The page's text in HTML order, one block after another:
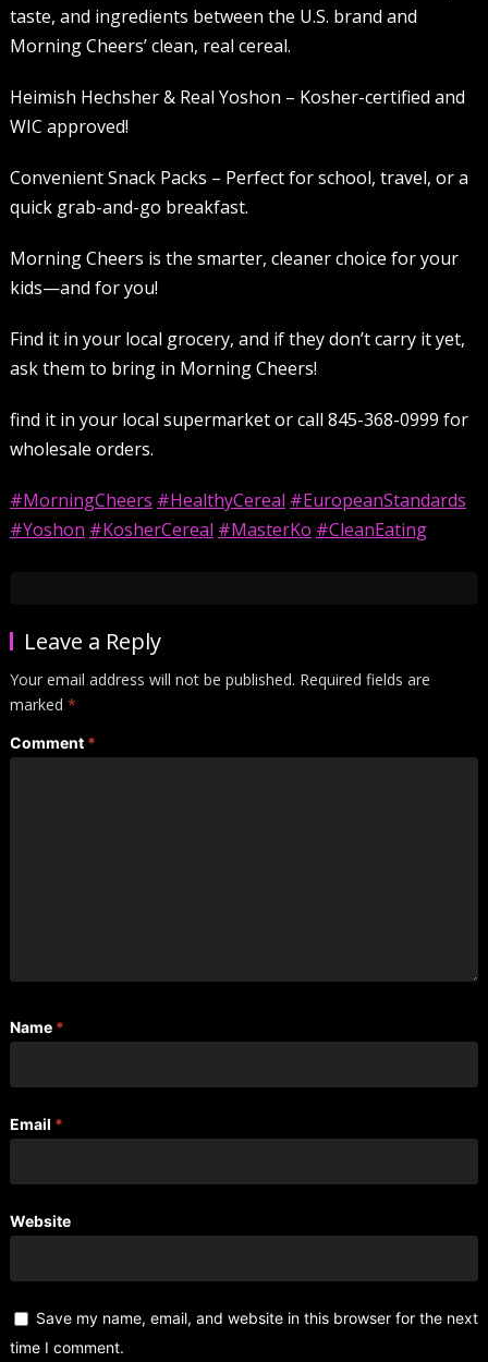
taste, and ingredients between the U.S. brand and
Morning Cheers’ clean, real cereal.
Heimish Hechsher & Real Yoshon – Kosher-certified and
WIC approved!
Convenient Snack Packs – Perfect for school, travel, or a
quick grab-and-go breakfast.
Morning Cheers is the smarter, cleaner choice for your
kids—and for you!
Find it in your local grocery, and if they don’t carry it yet,
ask them to bring in Morning Cheers!
find it in your local supermarket or call 845-368-0999 for
wholesale orders.
#MorningCheers #HealthyCereal #EuropeanStandards
#Yoshon #KosherCereal #MasterKo #CleanEating
Leave a Reply
Your email address will not be published. Required fields are
marked *
Comment *
Name *
Email *
Website
Save my name, email, and website in this browser for the next
time I comment.